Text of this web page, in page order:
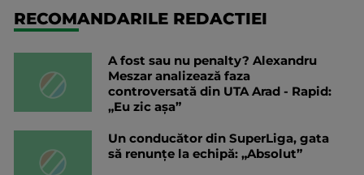
RECOMANDARILE REDACTIEI
A fost sau nu penalty? Alexandru
Meszar analizează faza
controversată din UTA Arad - Rapid:
„Eu zic așa”
Un conducător din SuperLiga, gata
să renunțe la echipă: „Absolut”